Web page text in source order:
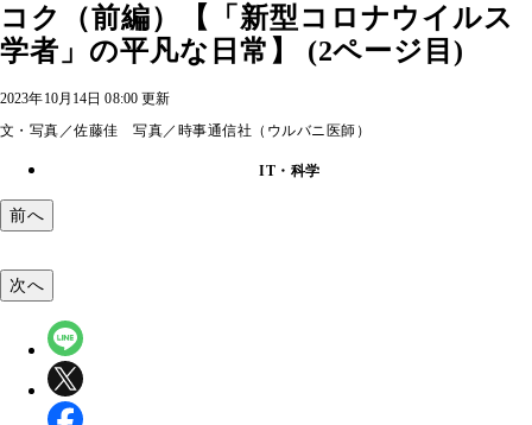
コク（前編）【「新型コロナウイルス
学者」の平凡な日常】 (2ページ目)
2023年10月14日 08:00 更新
文・写真／佐藤佳 写真／時事通信社（ウルバニ医師）
IT・科学
前へ
次へ